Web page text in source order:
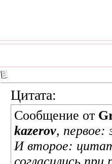
Цитата:
Сообщение от
kazerov, первое:
И второе: